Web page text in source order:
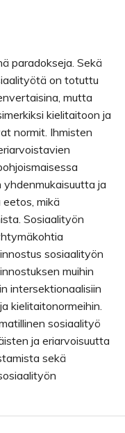
paradokseja. Sekä
on totuttu
mutta
kielitaitoon ja
normit. Ihmisten
ja
mikä
Sosiaalityön
sosiaalityön
muihin
intersektionaalisiin
kielitaitonormeihin.
sosiaalityö
ja eriarvoisuutta
sekä